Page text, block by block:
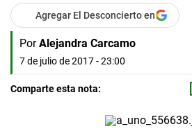
Agregar El Desconcierto en
Por Alejandra Carcamo
7 de julio de 2017 - 23:00
Comparte esta nota: